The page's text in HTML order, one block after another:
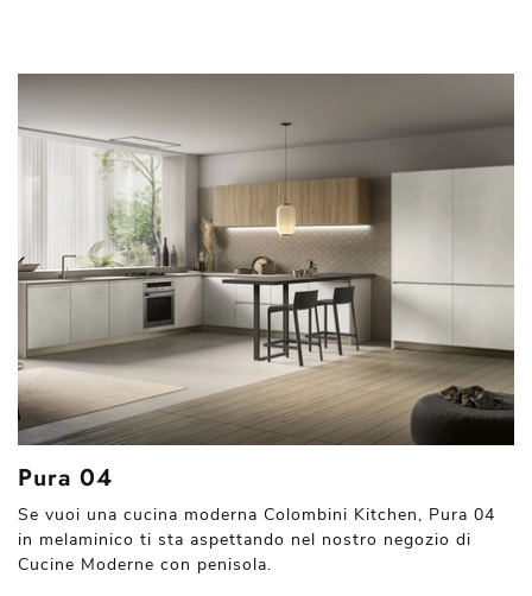
Pura 04
Se vuoi una cucina moderna Colombini Kitchen, Pura 04
in melaminico ti sta aspettando nel nostro negozio di
Cucine Moderne con penisola.